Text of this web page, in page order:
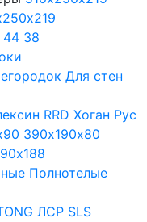
44 38
Для стен
RRD Хоган Рус
390х190х80
Полнотелые
ЛСР SLS